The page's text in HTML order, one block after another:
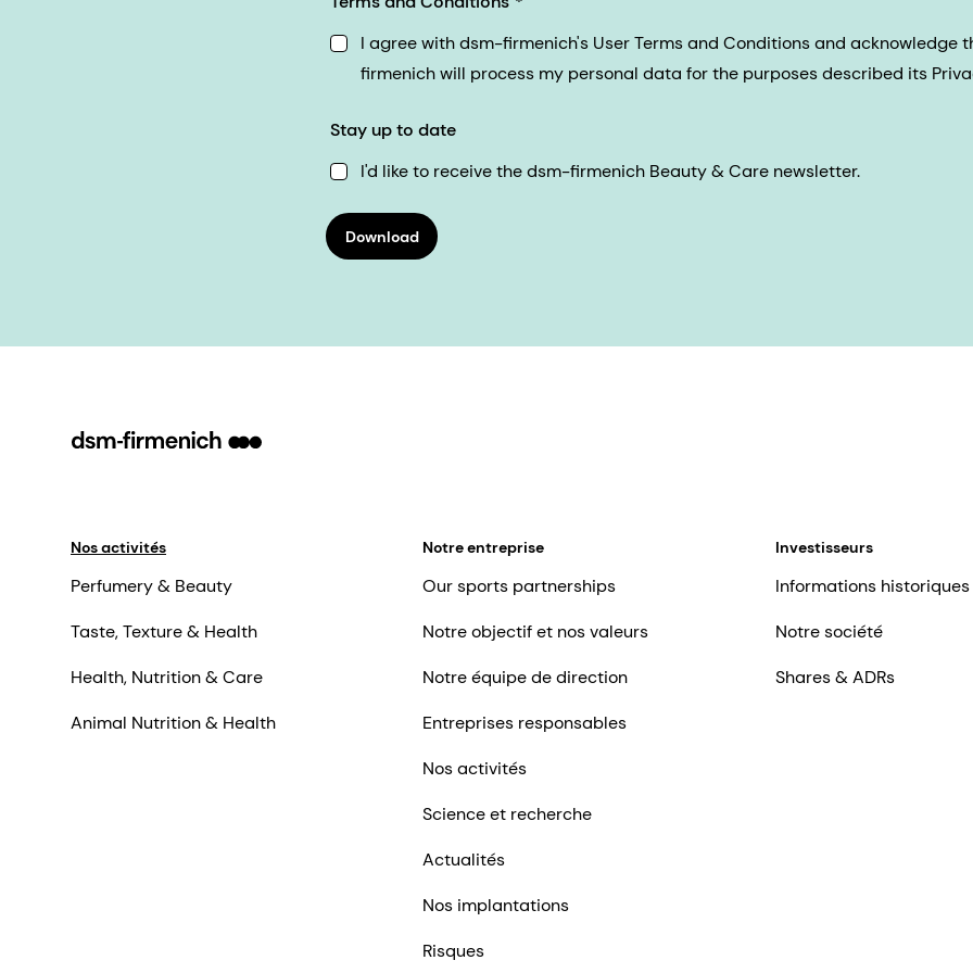
I agree with dsm-firmenich's User Terms and Conditions and acknowledge
firmenich will process my personal data for the purposes described its
Stay up to date
I'd like to receive the dsm-firmenich Beauty & Care newsletter.
Download
Nos activités
Perfumery & Beauty
Taste, Texture & Health
Health, Nutrition & Care
Animal Nutrition & Health
Notre entreprise
Our sports partnerships
Notre objectif et nos valeurs
Notre équipe de direction
Entreprises responsables
Nos activités
Science et recherche
Actualités
Nos implantations
Risques
Investisseurs
Informations historiques
Notre société
Shares & ADRs